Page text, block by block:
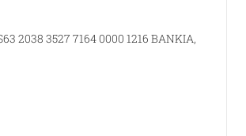
2038 3527 7164 0000 1216 BANKIA,